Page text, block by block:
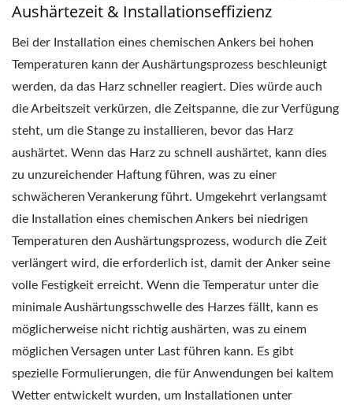
Aushärtezeit & Installationseffizienz
Bei der Installation eines chemischen Ankers bei hohen
Temperaturen kann der Aushärtungsprozess beschleunigt
werden, da das Harz schneller reagiert. Dies würde auch
die Arbeitszeit verkürzen, die Zeitspanne, die zur Verfügung
steht, um die Stange zu installieren, bevor das Harz
aushärtet. Wenn das Harz zu schnell aushärtet, kann dies
zu unzureichender Haftung führen, was zu einer
schwächeren Verankerung führt. Umgekehrt verlangsamt
die Installation eines chemischen Ankers bei niedrigen
Temperaturen den Aushärtungsprozess, wodurch die Zeit
verlängert wird, die erforderlich ist, damit der Anker seine
volle Festigkeit erreicht. Wenn die Temperatur unter die
minimale Aushärtungsschwelle des Harzes fällt, kann es
möglicherweise nicht richtig aushärten, was zu einem
möglichen Versagen unter Last führen kann. Es gibt
spezielle Formulierungen, die für Anwendungen bei kaltem
Wetter entwickelt wurden, um Installationen unter